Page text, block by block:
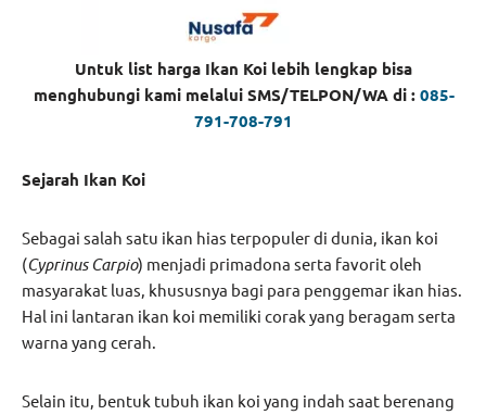
Untuk list harga Ikan Koi lebih lengkap bisa
menghubungi kami melalui SMS/TELPON/WA di :085-
791-708-791
Sejarah Ikan Koi
Sebagai salah satu ikan hias terpopuler di dunia, ikan koi
(Cyprinus Carpio) menjadi primadona serta favorit oleh
masyarakat luas, khususnya bagi para penggemar ikan hias.
Hal ini lantaran ikan koi memiliki corak yang beragam serta
warna yang cerah.
Selain itu, bentuk tubuh ikan koi yang indah saat berenang